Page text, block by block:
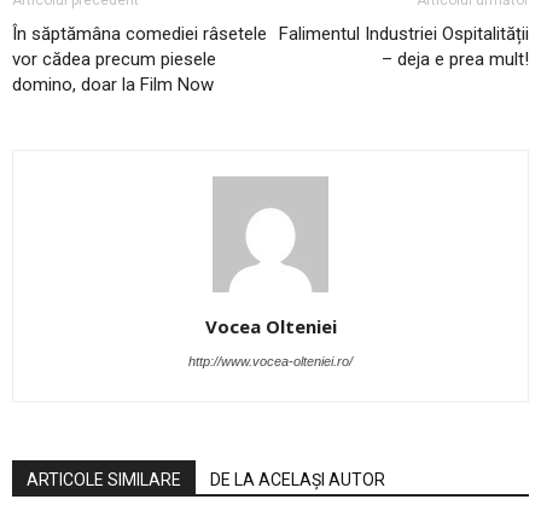
În săptămâna comediei râsetele
vor cădea precum piesele
domino, doar la Film Now
Falimentul Industriei Ospitalității
– deja e prea mult!
Vocea Olteniei
http://www.vocea-olteniei.ro/
ARTICOLE SIMILARE DE LA ACELAȘI AUTOR